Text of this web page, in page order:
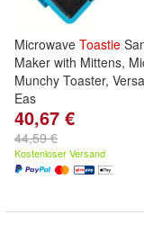
Microwave Toastie
Maker with Mittens,
Munchy Toaster,
Eas
40,67 €
44,59 €
Kostenloser Versand